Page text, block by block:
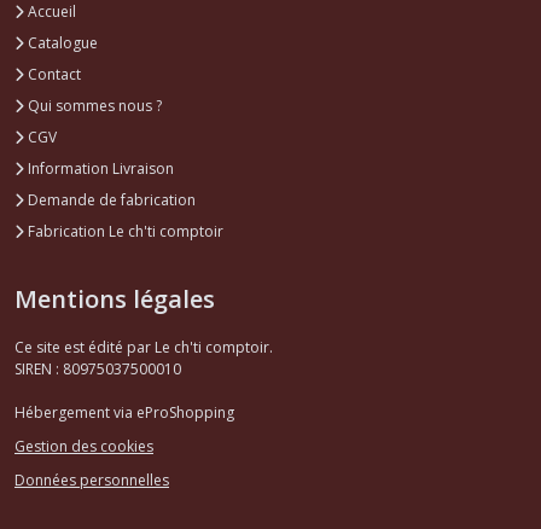
Accueil
Catalogue
Contact
Qui sommes nous ?
CGV
Information Livraison
Demande de fabrication
Fabrication Le ch'ti comptoir
Mentions légales
Ce site est édité par Le ch'ti comptoir.
SIREN : 80975037500010
Hébergement via eProShopping
Gestion des cookies
Données personnelles